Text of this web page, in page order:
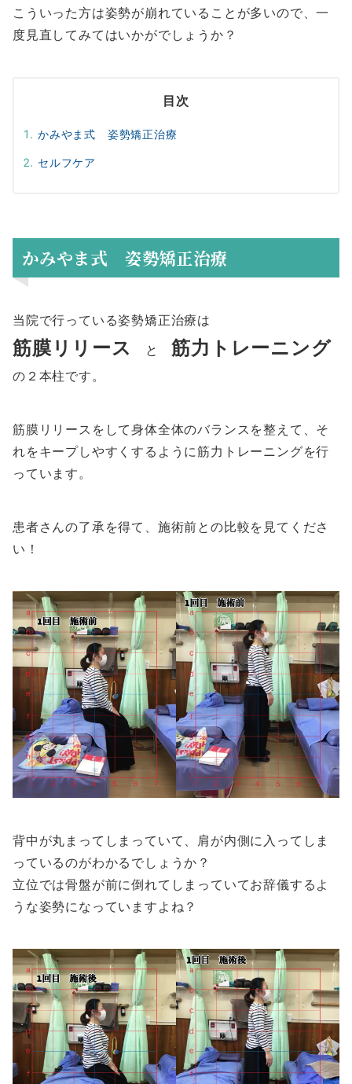
こういった方は姿勢が崩れていることが多いので、一
度見直してみてはいかがでしょうか？
目次
かみやま式 姿勢矯正治療
セルフケア
かみやま式 姿勢矯正治療
当院で行っている姿勢矯正治療は
筋膜リリース と筋力トレーニング
の２本柱です。
筋膜リリースをして身体全体のバランスを整えて、そ
れをキープしやすくするように筋力トレーニングを行
っています。
患者さんの了承を得て、施術前との比較を見てくださ
い！
背中が丸まってしまっていて、肩が内側に入ってしま
っているのがわかるでしょうか？
立位では骨盤が前に倒れてしまっていてお辞儀するよ
うな姿勢になっていますよね？